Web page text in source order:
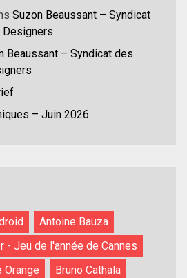
Suzon Beaussant – Syndicat
Designers
Beaussant – Syndicat des
– Juin 2026
Antoine Bauza
- Jeu de l'année de Cannes
Orange Bruno Cathala